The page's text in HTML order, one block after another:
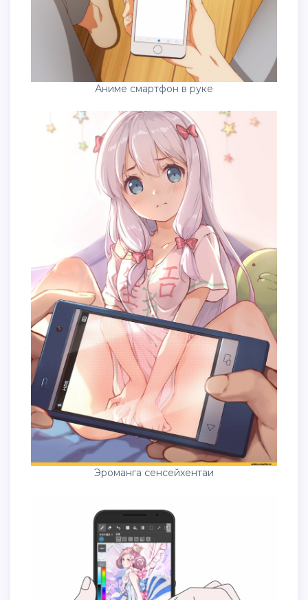
Аниме смартфон в руке
Эроманга сенсейхентаи